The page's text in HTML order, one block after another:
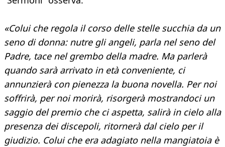
«Colui che regola il corso delle stelle succhia da un
seno di donna: nutre gli angeli, parla nel seno del
Padre, tace nel grembo della madre. Ma parlerà
quando sarà arrivato in età conveniente, ci
annunzierà con pienezza la buona novella. Per noi
soffrirà, per noi morirà, risorgerà mostrandoci un
saggio del premio che ci aspetta, salirà in cielo alla
presenza dei discepoli, ritornerà dal cielo per il
giudizio. Colui che era adagiato nella mangiatoia è